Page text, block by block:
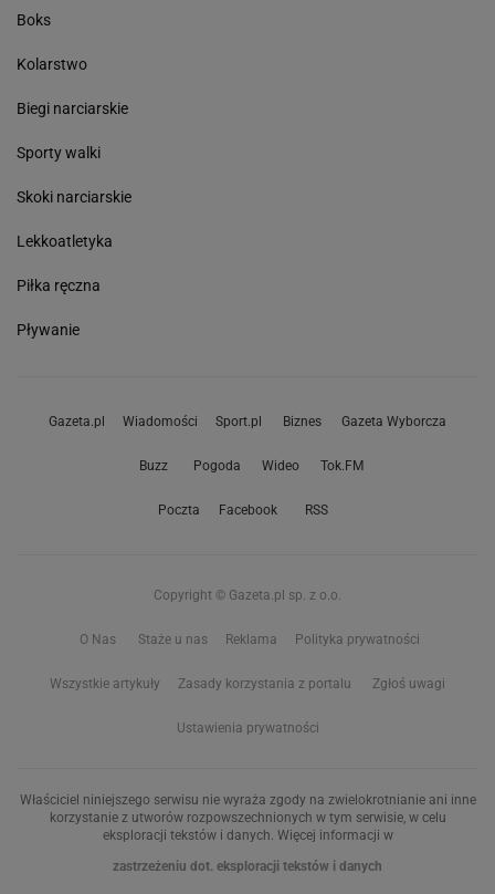
Boks
Kolarstwo
Biegi narciarskie
Sporty walki
Skoki narciarskie
Lekkoatletyka
Piłka ręczna
Pływanie
Gazeta.pl Wiadomości Sport.pl Biznes Gazeta Wyborcza
Buzz Pogoda Wideo Tok.FM
Poczta Facebook RSS
Copyright © Gazeta.pl sp. z o.o.
O Nas Staże u nas Reklama Polityka prywatności
Wszystkie artykuły Zasady korzystania z portalu Zgłoś uwagi
Ustawienia prywatności
Właściciel niniejszego serwisu nie wyraża zgody na zwielokrotnianie ani inne
korzystanie z utworów rozpowszechnionych w tym serwisie, w celu
eksploracji tekstów i danych. Więcej informacji w
zastrzeżeniu dot. eksploracji tekstów i danych